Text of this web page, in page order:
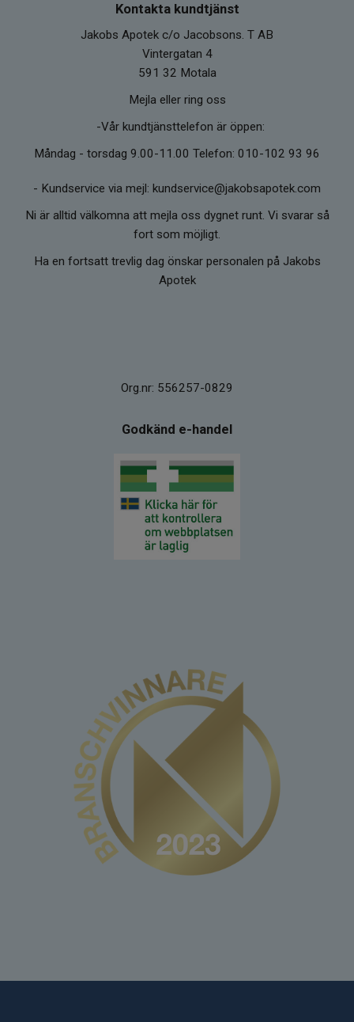
Kontakta kundtjänst
Jakobs Apotek c/o Jacobsons. T AB
Vintergatan 4
591 32 Motala
Mejla eller ring oss
-Vår kundtjänsttelefon är öppen:
Måndag - torsdag 9.00-11.00 Telefon: 010-102 93 96
- Kundservice via mejl: kundservice@jakobsapotek.com
Ni är alltid välkomna att mejla oss dygnet runt. Vi svarar så
fort som möjligt.
Ha en fortsatt trevlig dag önskar personalen på Jakobs
Apotek
Org.nr: 556257-0829
Godkänd e-handel